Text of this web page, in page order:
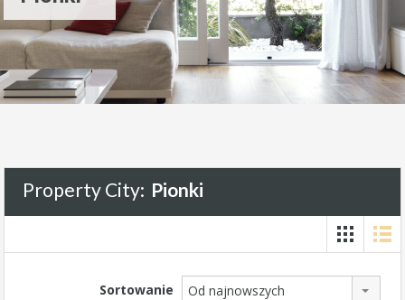
Property City: Pionki
Sortowanie Od najnowszych